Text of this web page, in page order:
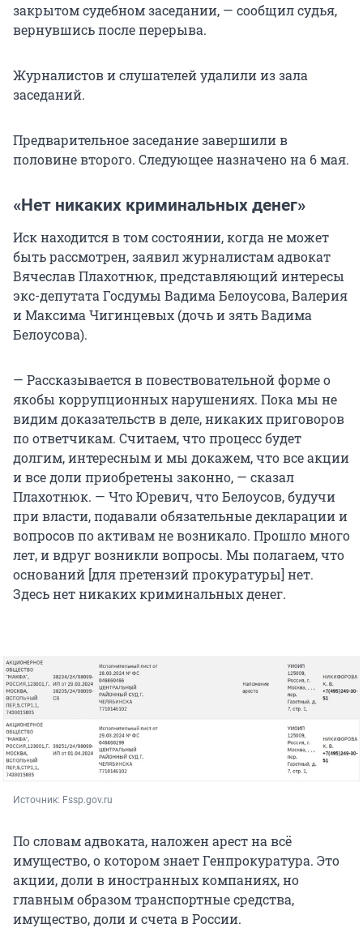
закрытом судебном заседании, — сообщил судья,
вернувшись после перерыва.
Журналистов и слушателей удалили из зала
заседаний.
Предварительное заседание завершили в
половине второго. Следующее назначено на 6 мая.
«Нет никаких криминальных денег»
Иск находится в том состоянии, когда не может
быть рассмотрен, заявил журналистам адвокат
Вячеслав Плахотнюк, представляющий интересы
экс-депутата Госдумы Вадима Белоусова, Валерия
и Максима Чигинцевых (дочь и зять Вадима
Белоусова).
— Рассказывается в повествовательной форме о
якобы коррупционных нарушениях. Пока мы не
видим доказательств в деле, никаких приговоров
по ответчикам. Считаем, что процесс будет
долгим, интересным и мы докажем, что все акции
и все доли приобретены законно, — сказал
Плахотнюк. — Что Юревич, что Белоусов, будучи
при власти, подавали обязательные декларации и
вопросов по активам не возникало. Прошло много
лет, и вдруг возникли вопросы. Мы полагаем, что
оснований [для претензий прокуратуры] нет.
Здесь нет никаких криминальных денег.
Источник: Fssp.gov.ru
По словам адвоката, наложен арест на всё
имущество, о котором знает Генпрокуратура. Это
акции, доли в иностранных компаниях, но
главным образом транспортные средства,
имущество, доли и счета в России.